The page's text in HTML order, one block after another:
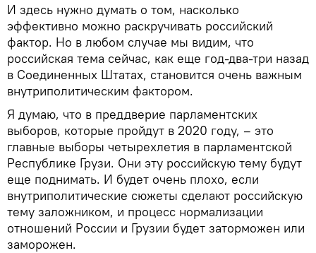
И здесь нужно думать о том, насколько
эффективно можно раскручивать российский
фактор. Но в любом случае мы видим, что
российская тема сейчас, как еще год-два-три назад
в Соединенных Штатах, становится очень важным
внутриполитическим фактором.
Я думаю, что в преддверие парламентских
выборов, которые пройдут в 2020 году, – это
главные выборы четырехлетия в парламентской
Республике Грузи. Они эту российскую тему будут
еще поднимать. И будет очень плохо, если
внутриполитические сюжеты сделают российскую
тему заложником, и процесс нормализации
отношений России и Грузии будет заторможен или
заморожен.